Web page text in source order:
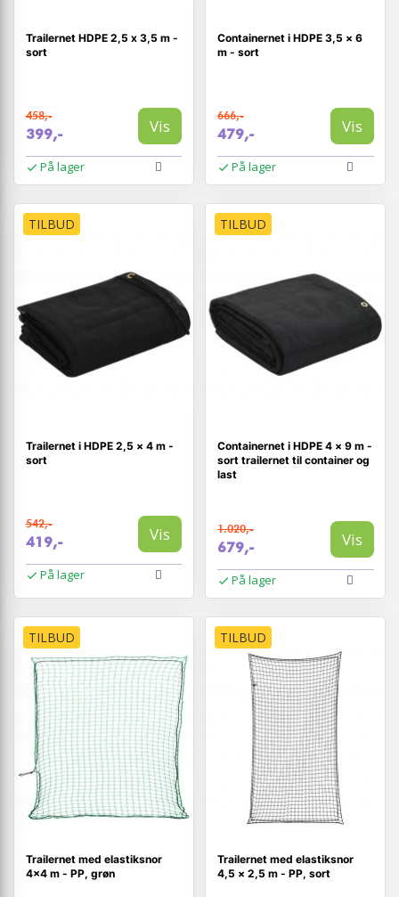
Trailernet HDPE 2,5 x 3,5 m -
sort
458,-
399,- Vis
På lager
Containernet i HDPE 3,5 × 6
m - sort
666,-
479,- Vis
På lager
TILBUD
Trailernet i HDPE 2,5 × 4 m -
sort
542,-
419,- Vis
På lager
TILBUD
Containernet i HDPE 4 × 9 m -
sort trailernet til container og
last
1.020,-
679,- Vis
På lager
TILBUD
Trailernet med elastiksnor
4×4 m - PP, grøn
TILBUD
Trailernet med elastiksnor
4,5 × 2,5 m - PP, sort